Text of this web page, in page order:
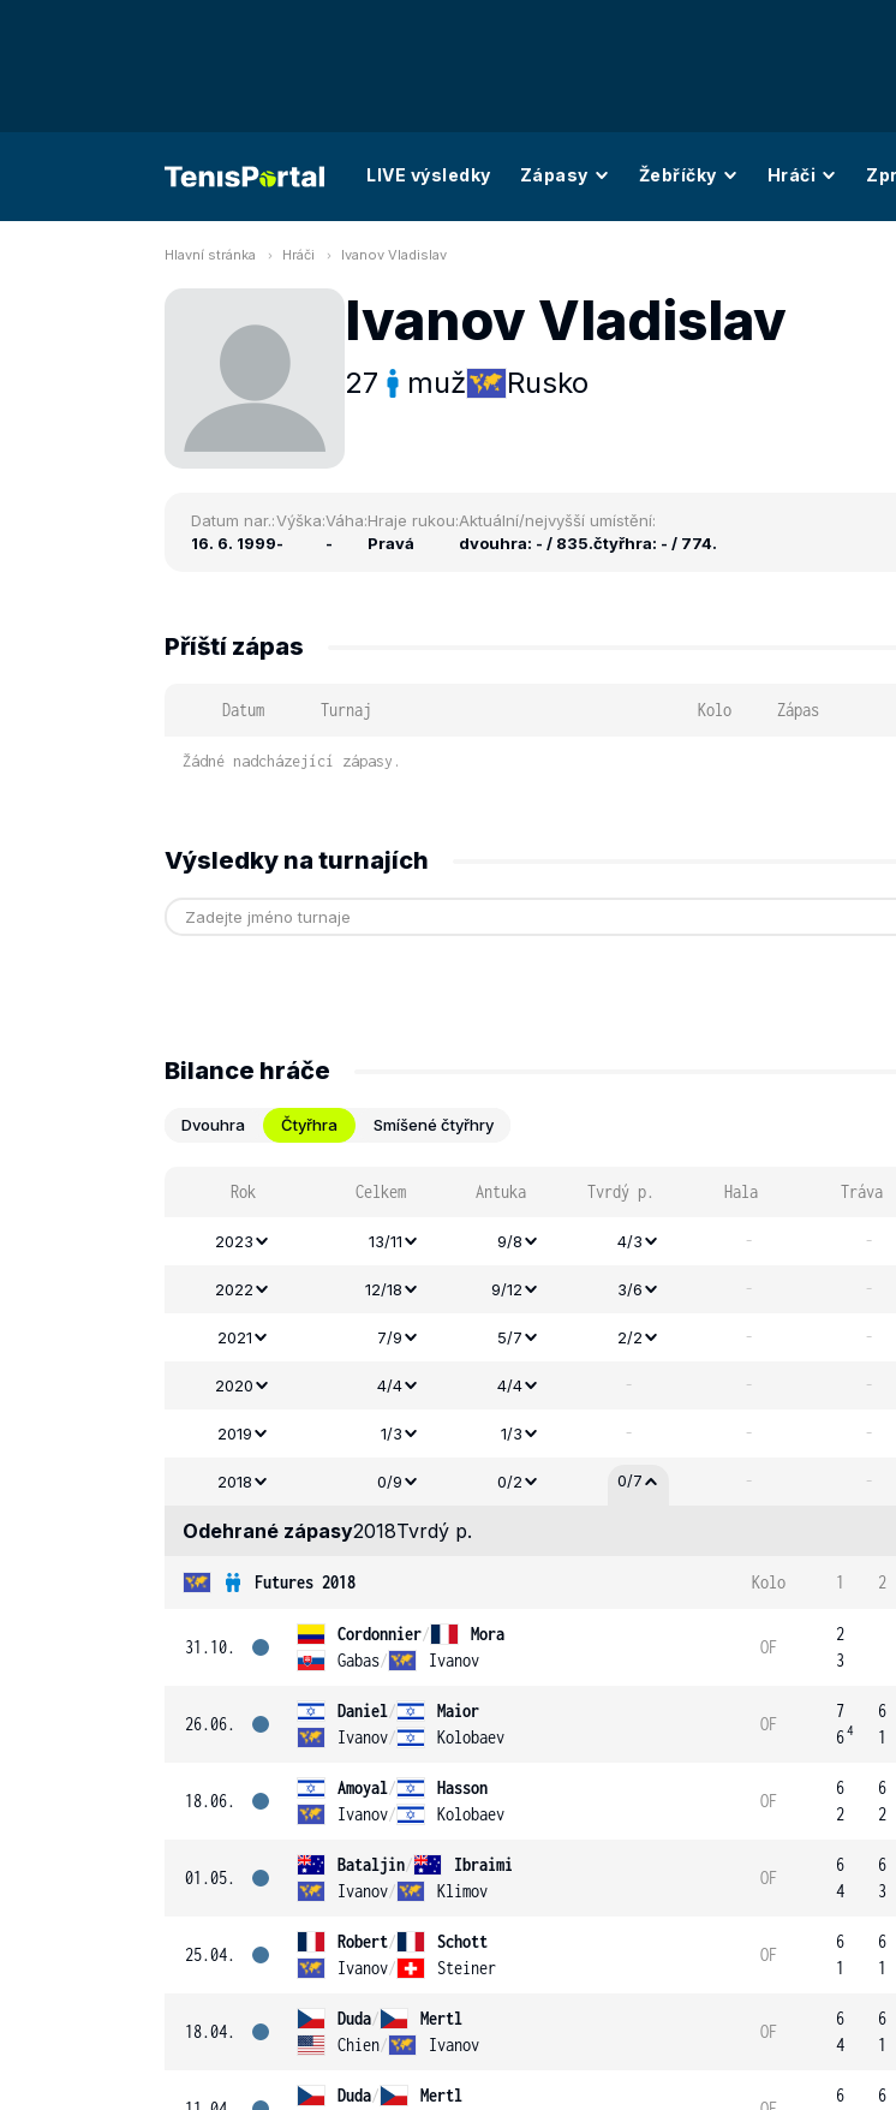
LIVE výsledky Zápasy Žebříčky Hráči
Hlavní stránka Hráči Ivanov Vladislav
Ivanov Vladislav
27 muž Rusko
Datum nar.:
16. 6. 1999
Výška:
-
Váha:
-
Hraje rukou:
Pravá
Aktuální/nejvyšší umístění:
dvouhra: - / 835.čtyřhra: - / 774.
Příští zápas
Datum Turnaj Kolo Zápas
Žádné nadcházející zápasy.
Výsledky na turnajích
Bilance hráče
Dvouhra Čtyřhra Smíšené čtyřhry
Rok Celkem Antuka Tvrdý p. Hala Tráva
2023 13/11 9/8 4/3 - -
2022 12/18 9/12 3/6 - -
2021 7/9 5/7 2/2 - -
2020 4/4 4/4 - - -
2019 1/3 1/3 - - -
2018 0/9 0/2 0/7 - -
Odehrané zápasy2018Tvrdý p.
Futures 2018 Kolo 1 2
31.10.
Cordonnier/
Mora
Gabas/ Ivanov
OF
2
3
26.06.
Daniel/
Maior
Ivanov/ Kolobaev
OF
7
64
6
1
18.06.
Amoyal/
Hasson
Ivanov/ Kolobaev
OF
6
2
6
2
01.05.
Bataljin/
Ibraimi
Ivanov/ Klimov
OF
6
4
6
3
25.04.
Robert/
Schott
Ivanov/ Steiner
OF
6
1
6
1
18.04.
Duda/
Mertl
Chien/ Ivanov
OF
6
4
6
1
Duda/
Mertl
6
6